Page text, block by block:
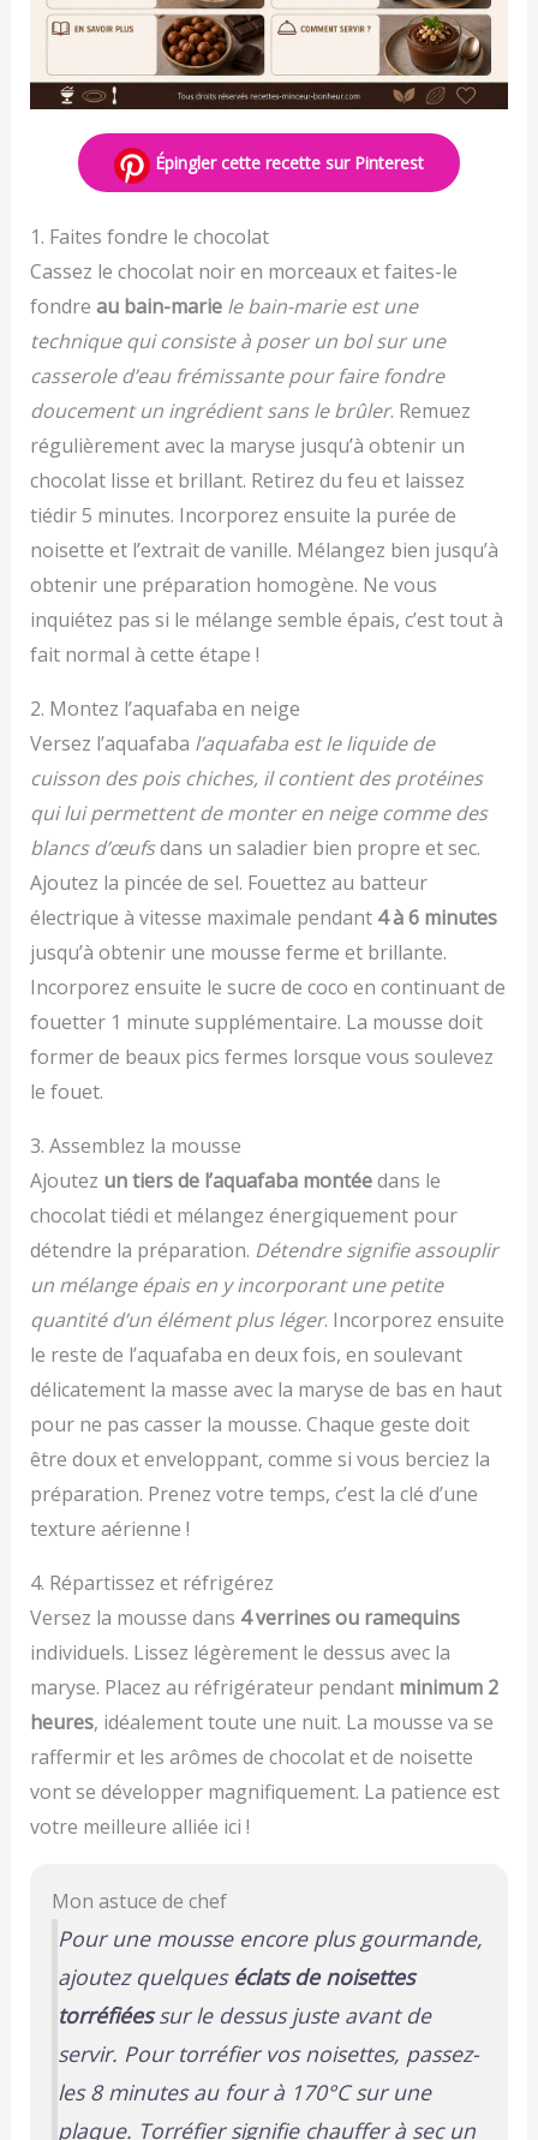
Épingler cette recette sur Pinterest
1. Faites fondre le chocolat
Cassez le chocolat noir en morceaux et faites-le
fondre au bain-marie le bain-marie est une
technique qui consiste à poser un bol sur une
casserole d’eau frémissante pour faire fondre
doucement un ingrédient sans le brûler. Remuez
régulièrement avec la maryse jusqu’à obtenir un
chocolat lisse et brillant. Retirez du feu et laissez
tiédir 5 minutes. Incorporez ensuite la purée de
noisette et l’extrait de vanille. Mélangez bien jusqu’à
obtenir une préparation homogène. Ne vous
inquiétez pas si le mélange semble épais, c’est tout à
fait normal à cette étape !
2. Montez l’aquafaba en neige
Versez l’aquafaba l’aquafaba est le liquide de
cuisson des pois chiches, il contient des protéines
qui lui permettent de monter en neige comme des
blancs d’œufsdans un saladier bien propre et sec.
Ajoutez la pincée de sel. Fouettez au batteur
électrique à vitesse maximale pendant 4 à 6 minutes
jusqu’à obtenir une mousse ferme et brillante.
Incorporez ensuite le sucre de coco en continuant de
fouetter 1 minute supplémentaire. La mousse doit
former de beaux pics fermes lorsque vous soulevez
le fouet.
3. Assemblez la mousse
Ajoutez un tiers de l’aquafaba montéedans le
chocolat tiédi et mélangez énergiquement pour
détendre la préparation. Détendre signifie assouplir
un mélange épais en y incorporant une petite
quantité d’un élément plus léger. Incorporez ensuite
le reste de l’aquafaba en deux fois, en soulevant
délicatement la masse avec la maryse de bas en haut
pour ne pas casser la mousse. Chaque geste doit
être doux et enveloppant, comme si vous berciez la
préparation. Prenez votre temps, c’est la clé d’une
texture aérienne !
4. Répartissez et réfrigérez
Versez la mousse dans 4 verrines ou ramequins
individuels. Lissez légèrement le dessus avec la
maryse. Placez au réfrigérateur pendant minimum 2
heures, idéalement toute une nuit. La mousse va se
raffermir et les arômes de chocolat et de noisette
vont se développer magnifiquement. La patience est
votre meilleure alliée ici !
Mon astuce de chef
Pour une mousse encore plus gourmande,
ajoutez quelques éclats de noisettes
torréfiéessur le dessus juste avant de
servir. Pour torréfier vos noisettes, passez-
les 8 minutes au four à 170°C sur une
plaque. Torréfier signifie chauffer à sec un